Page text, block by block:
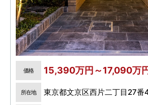
価格 15,390万円～17,090万
所在地 東京都文京区西片二丁目27番